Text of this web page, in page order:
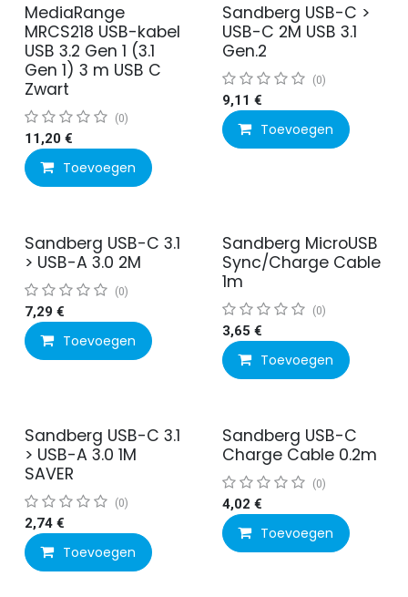
MediaRange
MRCS218 USB-kabel
USB 3.2 Gen 1 (3.1
Gen 1) 3 m USB C
Zwart
(0)
11,20 €
Toevoegen
Sandberg USB-C >
USB-C 2M USB 3.1
Gen.2
(0)
9,11 €
Toevoegen
Sandberg USB-C 3.1
> USB-A 3.0 2M
(0)
7,29 €
Toevoegen
Sandberg MicroUSB
Sync/Charge Cable
1m
(0)
3,65 €
Toevoegen
Sandberg USB-C 3.1
> USB-A 3.0 1M
SAVER
(0)
2,74 €
Toevoegen
Sandberg USB-C
Charge Cable 0.2m
(0)
4,02 €
Toevoegen